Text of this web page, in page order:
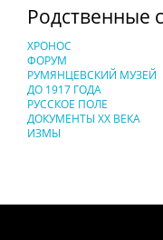
Родственные
ХРОНОС
ФОРУМ
РУМЯНЦЕВСКИЙ МУЗЕЙ
ДО 1917 ГОДА
РУССКОЕ ПОЛЕ
ДОКУМЕНТЫ XX ВЕКА
ИЗМЫ